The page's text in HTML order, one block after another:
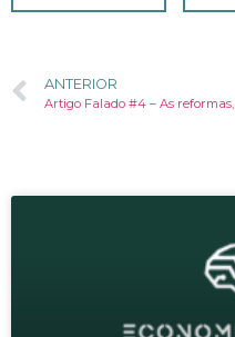
ANTERIOR